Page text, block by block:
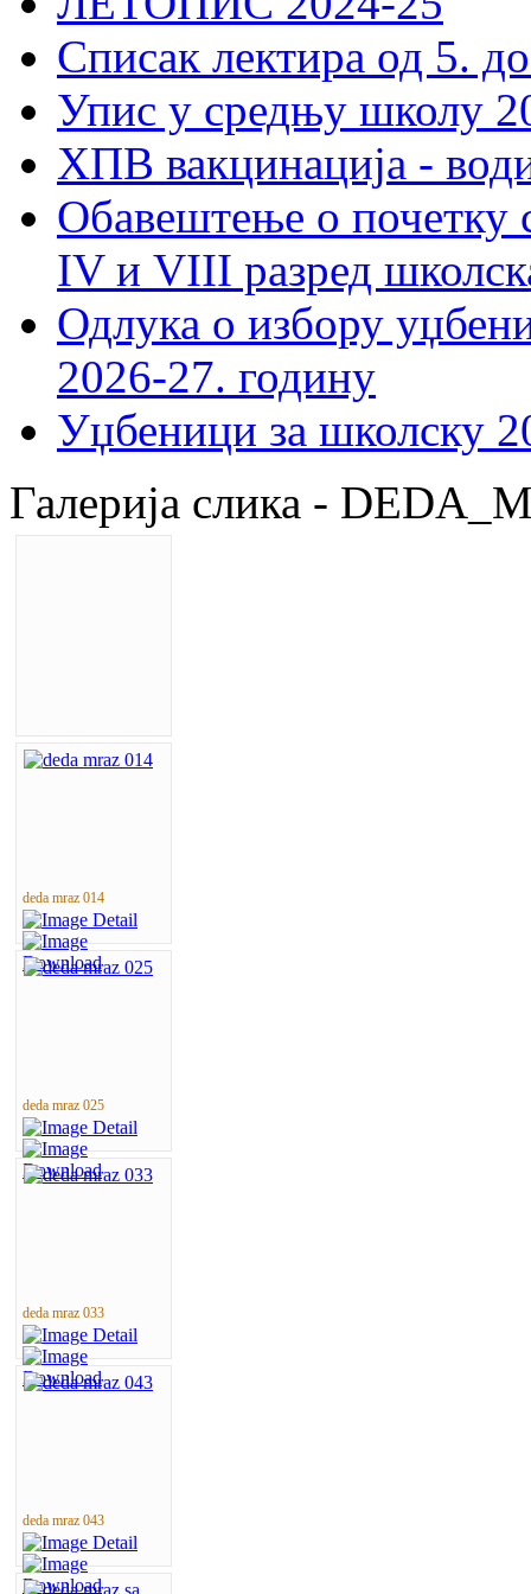
Списак лектира од 5.
Упис у средњу школу
ХПВ вакцинација -
Обавештење о почетку
IV и VIII разред
Одлука о избору
2026-27. годину
Уџбеници за школску
Галерија слика -
deda mraz 014
deda mraz 025
deda mraz 033
deda mraz 043